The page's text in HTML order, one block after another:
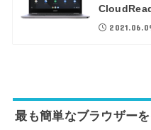
最も簡単なブラウザー